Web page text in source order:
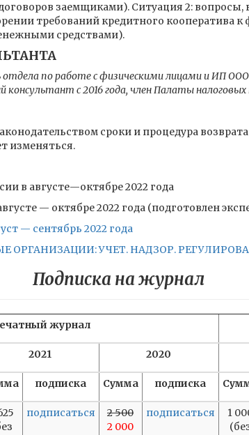
заемщиками). Ситуация 2:
требований кредитного кооператива
средствами).
по работе с физическими лицами и ИП
с 2016 года, член Палаты
сроки и процедура
изменяться.
в августе—октябре 2022 года
— октябре 2022 года (подготовлен
— сентябрь 2022 года
УЧЕТ. НАДЗОР.
Подписка на журнал
журнал
2021 2020
подписка Сумма подписка
подписаться
2 500
2 000
подписаться
1